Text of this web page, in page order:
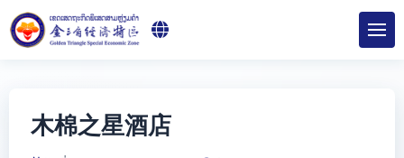
木棉之星酒店